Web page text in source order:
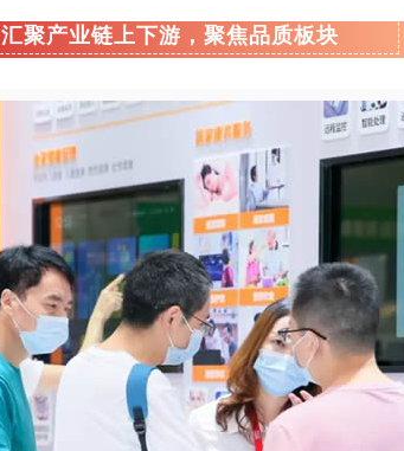
汇聚产业链上下游，聚焦品质板块